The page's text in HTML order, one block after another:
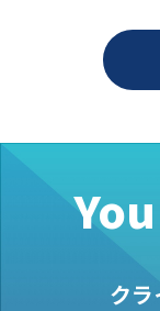
ク
お役
セ
メン
ク